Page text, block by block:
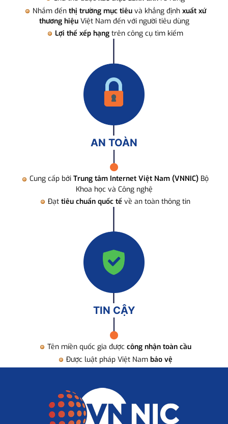
Nhắm đến thị trường mục tiêuvà khẳng định xuất xứ
thương hiệuViệt Nam đến với người tiêu dùng
Lợi thế xếp hạng trên công cụ tìm kiếm
AN TOÀN
Cung cấp bởi Trung tâm Internet Việt Nam (VNNIC) Bộ
Khoa học và Công nghệ
Đạt tiêu chuẩn quốc tế về an toàn thông tin
TIN CẬY
Tên miền quốc gia được công nhận toàn cầu
Được luật pháp Việt Nam bảo vệ